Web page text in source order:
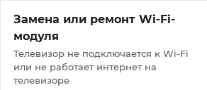
Замена или ремонт Wi‑Fi-
модуля
Телевизор не подключается к Wi‑Fi
или не работает интернет на
телевизоре